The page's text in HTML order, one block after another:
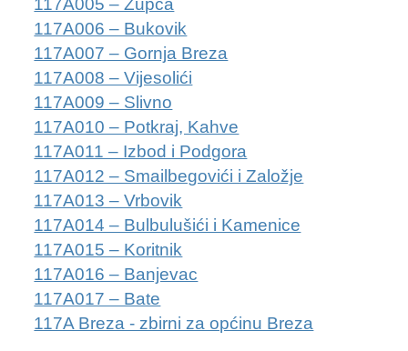
117A005 – Župča
117A006 – Bukovik
117A007 – Gornja Breza
117A008 – Vijesolići
117A009 – Slivno
117A010 – Potkraj, Kahve
117A011 – Izbod i Podgora
117A012 – Smailbegovići i Založje
117A013 – Vrbovik
117A014 – Bulbulušići i Kamenice
117A015 – Koritnik
117A016 – Banjevac
117A017 – Bate
117A Breza - zbirni za općinu Breza
2014. GODINA
2013. GODINA
2012. GODINA
1999. - 2011. GODINA
ELEKTRONSKI OBRASCI
OPĆINSKI DOKUMENTI
SLUŽBA ZA FINANSIJE